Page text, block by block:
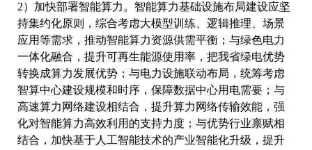
2）加快部署智能算力。智能算力基础设施布局建设应坚
持集约化原则，综合考虑大模型训练、逻辑推理、场景
应用等需求，推动智能算力资源供需平衡；与绿色电力
一体化融合，提升可再生能源使用率，把我省绿电优势
转换成算力发展优势；与电力设施联动布局，统筹考虑
智算中心建设规模和时序，保障数据中心用电需要；与
高速算力网络建设相结合，提升算力网络传输效能，强
化对智能算力高效利用的支持力度；与优势行业禀赋相
结合，加快基于人工智能技术的产业智能化升级，提升